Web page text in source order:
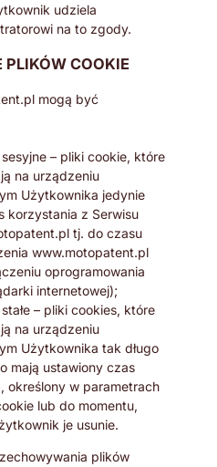
udziela
na to zgody.
PLIKÓW COOKIE
mogą być
– pliki cookie, które
na urządzeniu
Użytkownika jedynie
korzystania z Serwisu
tj. do czasu
www.motopatent.pl
oprogramowania
internetowej);
– pliki cookies, które
na urządzeniu
Użytkownika tak długo
mają ustawiony czas
określony w parametrach
lub do momentu,
je usunie.
plików